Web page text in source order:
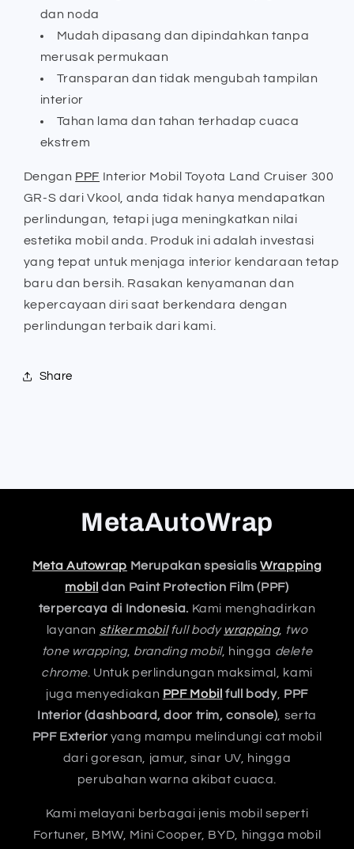
dan noda
Mudah dipasang dan dipindahkan tanpa
merusak permukaan
Transparan dan tidak mengubah tampilan
interior
Tahan lama dan tahan terhadap cuaca
ekstrem
Dengan PPF Interior Mobil Toyota Land Cruiser 300
GR-S dari Vkool, anda tidak hanya mendapatkan
perlindungan, tetapi juga meningkatkan nilai
estetika mobil anda. Produk ini adalah investasi
yang tepat untuk menjaga interior kendaraan tetap
baru dan bersih. Rasakan kenyamanan dan
kepercayaan diri saat berkendara dengan
perlindungan terbaik dari kami.
Share
MetaAutoWrap
Meta Autowrap Merupakan spesialisWrapping
mobil dan Paint Protection Film (PPF)
terpercaya di Indonesia. Kami menghadirkan
layanan stiker mobilfull body wrapping, two
tone wrapping, branding mobil, hingga delete
chrome. Untuk perlindungan maksimal, kami
juga menyediakan PPF Mobil full body, PPF
Interior (dashboard, door trim, console), serta
PPF Exterior yang mampu melindungi cat mobil
dari goresan, jamur, sinar UV, hingga
perubahan warna akibat cuaca.
Kami melayani berbagai jenis mobil seperti
Fortuner, BMW, Mini Cooper, BYD, hingga mobil